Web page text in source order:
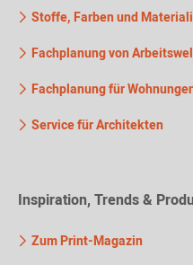
Stoffe, Farben und
Fachplanung von
Fachplanung für
Service für Architekten
Inspiration, Trends &
Zum Print-Magazin